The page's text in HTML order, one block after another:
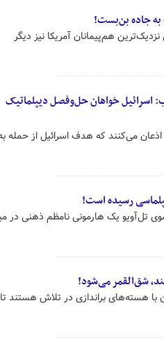
جاده بن‌بست!
هم‌پیمانان آمریکا نیز دیگر
اسرائیل خواهان حل‌وفصل دیپلماتیک
می‌کنند که هدف اسرائیل از حمله
رسیده است!
تل‌آویو یک هارمونی نامظم ذهنی در
شق‌القمر می‌شود!
هسته‌های براندازی در تلاش هستند تا